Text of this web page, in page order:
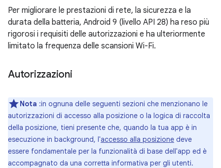
Per migliorare le prestazioni di rete, la sicurezza e la
durata della batteria, Android 9 (livello API 28) ha reso più
rigorosi i requisiti delle autorizzazioni e ha ulteriormente
limitato la frequenza delle scansioni Wi-Fi.
Autorizzazioni
Nota :in ognuna delle seguenti sezioni che menzionano le
autorizzazioni di accesso alla posizione o la logica di raccolta
della posizione, tieni presente che, quando la tua app è in
esecuzione in background, l'accesso alla posizione deve
essere fondamentale per la funzionalità di base dell'app ed è
accompagnato da una corretta informativa per gli utenti.